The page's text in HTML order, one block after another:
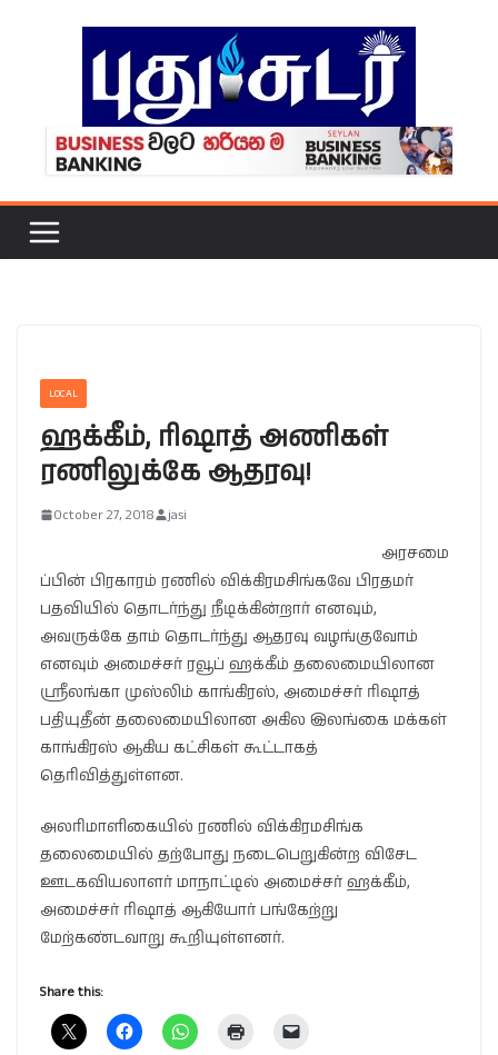
LOCAL
ஹக்கீம், ரிஷாத் அணிகள்
ரணிலுக்கே ஆதரவு!
October 27, 2018 jasi
அரசமை
ப்பின் பிரகாரம் ரணில் விக்கிரமசிங்கவே பிரதமர்
பதவியில் தொடர்ந்து நீடிக்கின்றார் எனவும்,
அவருக்கே தாம் தொடர்ந்து ஆதரவு வழங்குவோம்
எனவும் அமைச்சர் ரவூப் ஹக்கீம் தலைமையிலான
ஸ்ரீலங்கா முஸ்லிம் காங்கிரஸ், அமைச்சர் ரிஷாத்
பதியுதீன் தலைமையிலான அகில இலங்கை மக்கள்
காங்கிரஸ் ஆகிய கட்சிகள் கூட்டாகத்
தெரிவித்துள்ளன.
அலரிமாளிகையில் ரணில் விக்கிரமசிங்க
தலைமையில் தற்போது நடைபெறுகின்ற விசேட
ஊடகவியலாளர் மாநாட்டில் அமைச்சர் ஹக்கீம்,
அமைச்சர் ரிஷாத் ஆகியோர் பங்கேற்று
மேற்கண்டவாறு கூறியுள்ளனர்.
Share this: